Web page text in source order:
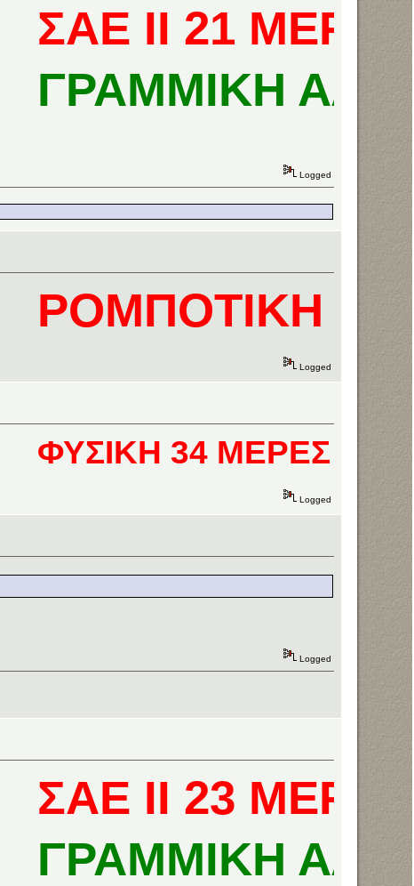
ΣΑΕ ΙΙ 21 ΜΕΡΕΣ
ΓΡΑΜΜΙΚΗ
Logged
ΡΟΜΠΟΤΙΚΗ
Logged
ΦΥΣΙΚΗ 34 ΜΕΡΕΣ
Logged
Logged
ΣΑΕ ΙΙ 23 ΜΕΡΕΣ
ΓΡΑΜΜΙΚΗ